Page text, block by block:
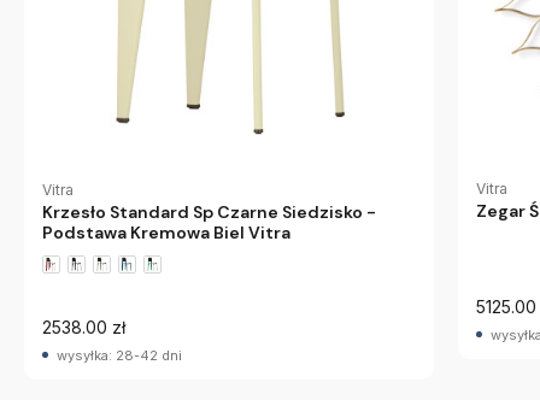
Vitra
Krzesło Standard Sp Czarne Siedzisko -
Podstawa Kremowa Biel Vitra
2538.00 zł
wysyłka: 28-42 dni
Vitra
Zegar
5125.00